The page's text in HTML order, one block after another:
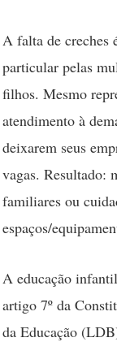
A falta de creches
particular pelas
filhos. Mesmo
atendimento à
deixarem seus
vagas. Resultado:
familiares ou
espaços/
A educação
artigo 7º da
da Educação